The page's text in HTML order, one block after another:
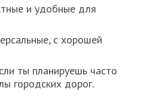
и удобные для
с хорошей
ты планируешь часто
городских дорог.